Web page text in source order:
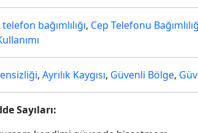
telefon bağımlılığı, Cep Telefonu
, Ayrılık Kaygısı, Güvenli Bölge,
Sayıları: